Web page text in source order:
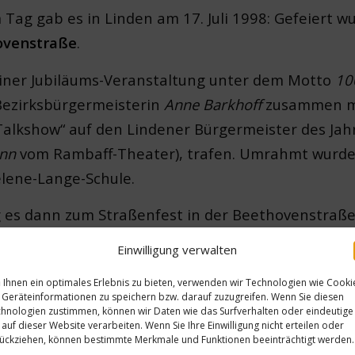
Einwilligung verwalten
Ihnen ein optimales Erlebnis zu bieten, verwenden wir Technologien wie
Geräteinformationen zu speichern bzw. darauf zuzugreifen. Wenn Sie diesen
zustimmen, können wir Daten wie das Surfverhalten oder eindeutige
auf dieser Website verarbeiten. Wenn Sie Ihre Einwilligung nicht erteilen oder
können bestimmte Merkmale und Funktionen beeinträchtigt werden.
gab es in Linden am 17. Juli 1998: Gefeiert
.
Jubiläums-Veranstaltung unter dem Motto
Anne Barkhoffzusammen
auf den Lindener Bürgermeister des
vom Rambaff-Theater), trafen. Umrahmt
Lange-Schule.
dann zum Straßenfest in der
wurde.
Rahmen der Lindener Kulturtage, die seit 1995
Paul Vollmer) jährlich veranstaltet wurden.